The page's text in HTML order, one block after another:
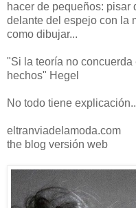
hacer de pequeños:
delante del espejo con la
como dibujar...
"Si la teoría no
hechos" Hegel
No todo tiene
eltranviadelamoda.com
the blog versión web